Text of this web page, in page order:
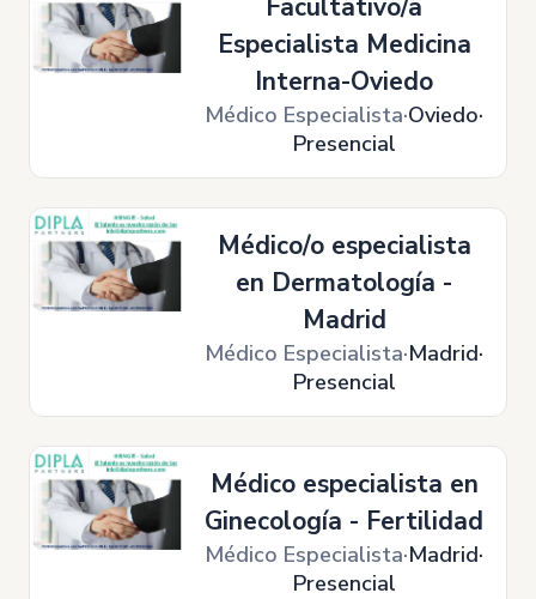
Facultativo/a
Especialista Medicina
Interna-Oviedo
Médico Especialista Oviedo
Presencial
Médico/o especialista
en Dermatología -
Madrid
Médico Especialista Madrid
Presencial
Médico especialista en
Ginecología - Fertilidad
Médico Especialista Madrid
Presencial